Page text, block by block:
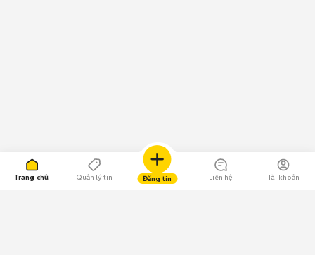
Trang chủ Quản lý tin Đăng tin Liên hệ Tài khoản